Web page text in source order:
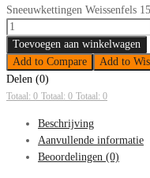
Sneeuwkettingen Weissenfels
Toevoegen aan winkelwagen
Add to Compare
Add to
Delen (0)
Totaal: 0 Totaal: 0 Totaal: 0
Beschrijving
Aanvullende informatie
Beoordelingen (0)